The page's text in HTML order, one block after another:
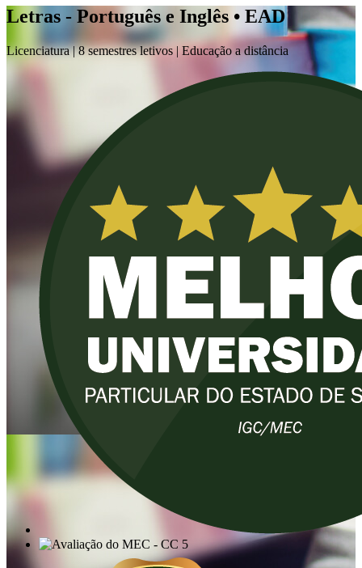
Letras - Português e Inglês • EAD
Licenciatura |8 semestres letivos | Educação a distância